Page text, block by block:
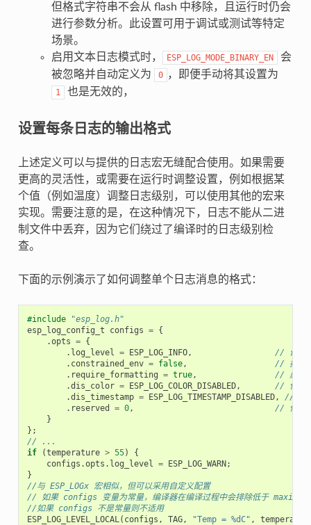
但格式字符串不会从 flash 中移除，且运行时仍会
进行参数分析。此设置可用于调试或测试等特定
场景。
启用文本日志模式时，
ESP_LOG_MODE_BINARY_EN
会
被忽略并自动定义为
0 ，即便手动将其设置为
1 也是无效的，
设置每条日志的输出格式
上述定义可以与提供的日志宏无缝配合使用。如果需要
更高的灵活性，或需要在运行时调整设置，例如根据某
个值（例如温度）调整日志级别，可以使用其他的宏来
实现。需要注意的是，在这种情况下，日志不能从二进
制文件中丢弃，因为它们绕过了编译时的日志级别检
查。
下面的示例演示了如何调整单个日志消息的格式：
#include
"esp_log.h"
esp_log_config_t
configs = {
.opts = {
. log_level = ESP_LOG_INFO,
// 设置
. constrained_env = false,
// 指定
. require_formatting = true,
// 启用
.dis_color = ESP_LOG_COLOR_DISABLED,
// 使用
.dis_timestamp = ESP_LOG_TIMESTAMP_DISABLED,
// 使
. reserved = 0,
// 保留
}
};
// ...
if
(temperature > 55)
{
configs .opts . log_level = ESP_LOG_WARN;
}
//与 ESP_LOGx 宏相似，但可以采用自定义配置
// 如果 configs 变量为常量，编译器在编译过程中会排除低于
//如果 configs 不是常量则不适用
ESP_LOG_LEVEL_LOCAL( configs , TAG, "Temp = %dC" ,